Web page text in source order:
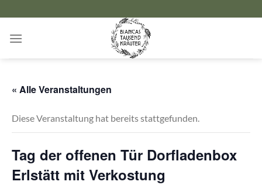
Inhalt
springen
« Alle Veranstaltungen
Diese Veranstaltung hat bereits stattgefunden.
Tag der offenen Tür Dorfladenbox
Erlstätt mit Verkostung